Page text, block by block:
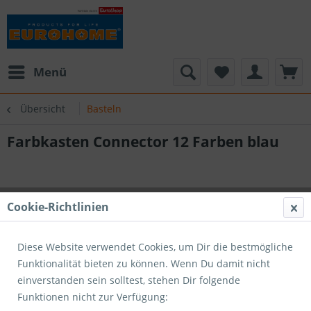
Menü
Übersicht Basteln
Farbkasten Connector 12 Farben blau
Cookie-Richtlinien
Diese Website verwendet Cookies, um Dir die bestmögliche
Funktionalität bieten zu können. Wenn Du damit nicht
einverstanden sein solltest, stehen Dir folgende
Funktionen nicht zur Verfügung: